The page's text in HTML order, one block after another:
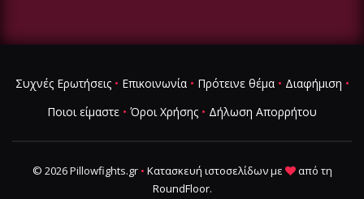
Συχνές Ερωτήσεις• Επικοινωνία• Πρότεινε θέμα• Διαφήμιση •
Ποιοι είμαστε • Όροι Χρήσης • Δήλωση Απορρήτου
© 2026 Pillowfights.gr • Κατασκευή ιστοσελίδωνμε
από τη
RoundFloor.